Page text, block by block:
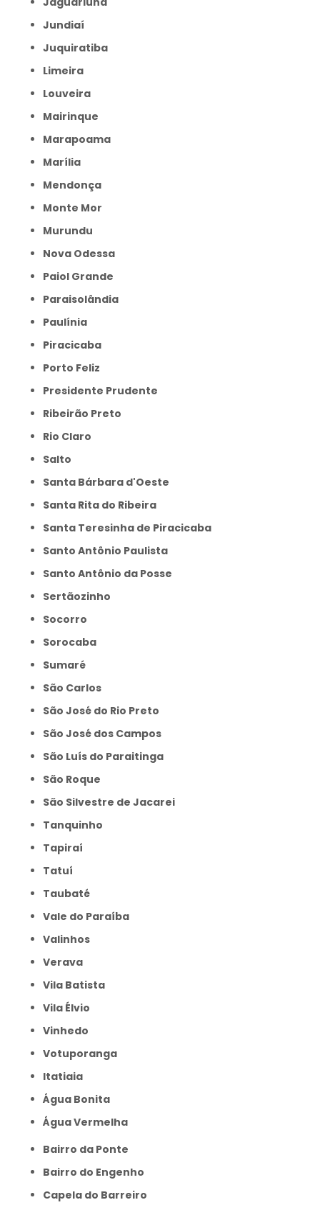
Jundiaí
Juquiratiba
Limeira
Louveira
Mairinque
Marapoama
Marília
Mendonça
Monte Mor
Murundu
Nova Odessa
Paiol Grande
Paraisolândia
Paulínia
Piracicaba
Porto Feliz
Presidente Prudente
Ribeirão Preto
Rio Claro
Salto
Santa Bárbara d'Oeste
Santa Rita do Ribeira
Santa Teresinha de Piracicaba
Santo Antônio Paulista
Santo Antônio da Posse
Sertãozinho
Socorro
Sorocaba
Sumaré
São Carlos
São José do Rio Preto
São José dos Campos
São Luís do Paraitinga
São Roque
São Silvestre de Jacarei
Tanquinho
Tapiraí
Tatuí
Taubaté
Vale do Paraíba
Valinhos
Verava
Vila Batista
Vila Élvio
Vinhedo
Votuporanga
itatiaia
Água Bonita
Água Vermelha
Bairro da Ponte
Bairro do Engenho
Capela do Barreiro